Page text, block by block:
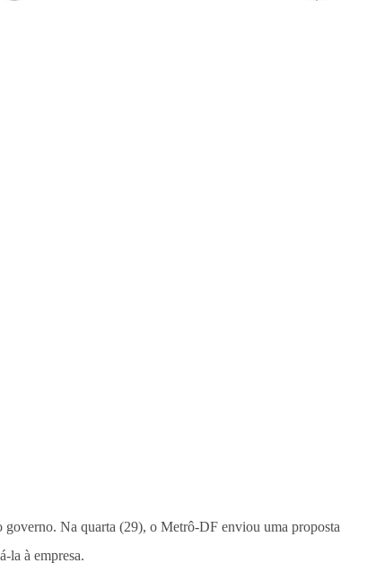
governo. Na quarta (29), o Metrô-DF enviou uma proposta
la à empresa.